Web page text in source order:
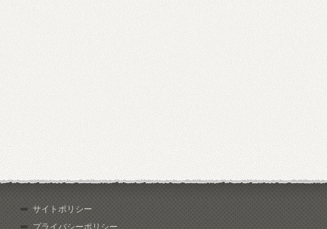
サイトポリシー
プライバシーポリシー